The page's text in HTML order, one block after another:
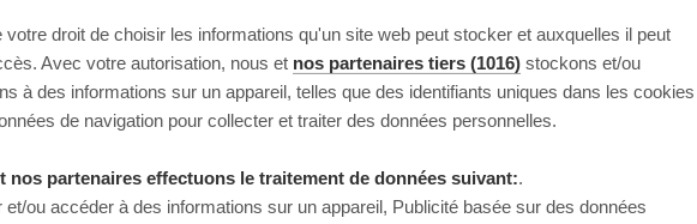
votre droit de choisir les informations qu'un site web peut stocker et auxquelles il peut
Avec votre autorisation, nous et nos partenaires tiers (1016) stockons et/ou
à des informations sur un appareil, telles que des identifiants uniques dans les cookies
de navigation pour collecter et traiter des données personnelles.
nos partenaires effectuons le traitement de données suivant:.
et/ou accéder à des informations sur un appareil, Publicité basée sur des données